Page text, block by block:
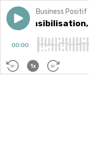
Play episode#43 :
Business Positif
:
00:00
30 1x 30